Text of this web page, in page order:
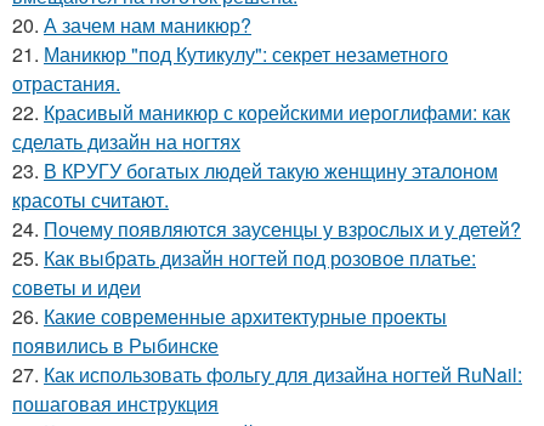
20. А зачем нам маникюр?
21. Маникюр "под Кутикулу": секрет незаметного
отрастания.
22. Красивый маникюр с корейскими иероглифами: как
сделать дизайн на ногтях
23. В КРУГУ богатых людей такую женщину эталоном
красоты считают.
24. Почему появляются заусенцы у взрослых и у детей?
25. Как выбрать дизайн ногтей под розовое платье:
советы и идеи
26. Какие современные архитектурные проекты
появились в Рыбинске
27. Как использовать фольгу для дизайна ногтей RuNail:
пошаговая инструкция